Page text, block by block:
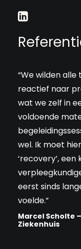
“We wilden
reactief naar
wat we zelf in
voldoende
wel. Ik moet
‘recovery’,
eerst sinds
voelde.”
Marcel Scholte
Ziekenhuis